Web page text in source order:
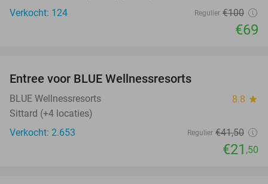
Verkocht: 124
Regulier €100
€69
Entree voor BLUE Wellnessresorts
BLUE Wellnessresorts 8.8 star
Sittard (+4 locaties)
Verkocht: 2.653
Regulier €41,50
€21 ,50